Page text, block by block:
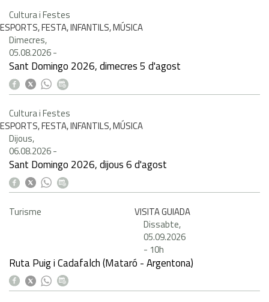
Cultura i Festes
ESPORTS, FESTA, INFANTILS, MÚSICA
Dimecres,
05.08.2026-
Sant Domingo 2026, dimecres 5 d'agost
Cultura i Festes
ESPORTS, FESTA, INFANTILS, MÚSICA
Dijous,
06.08.2026-
Sant Domingo 2026, dijous 6 d'agost
Turisme
VISITA GUIADA
Dissabte,
05.09.2026
- 10h
Ruta Puig i Cadafalch (Mataró - Argentona)